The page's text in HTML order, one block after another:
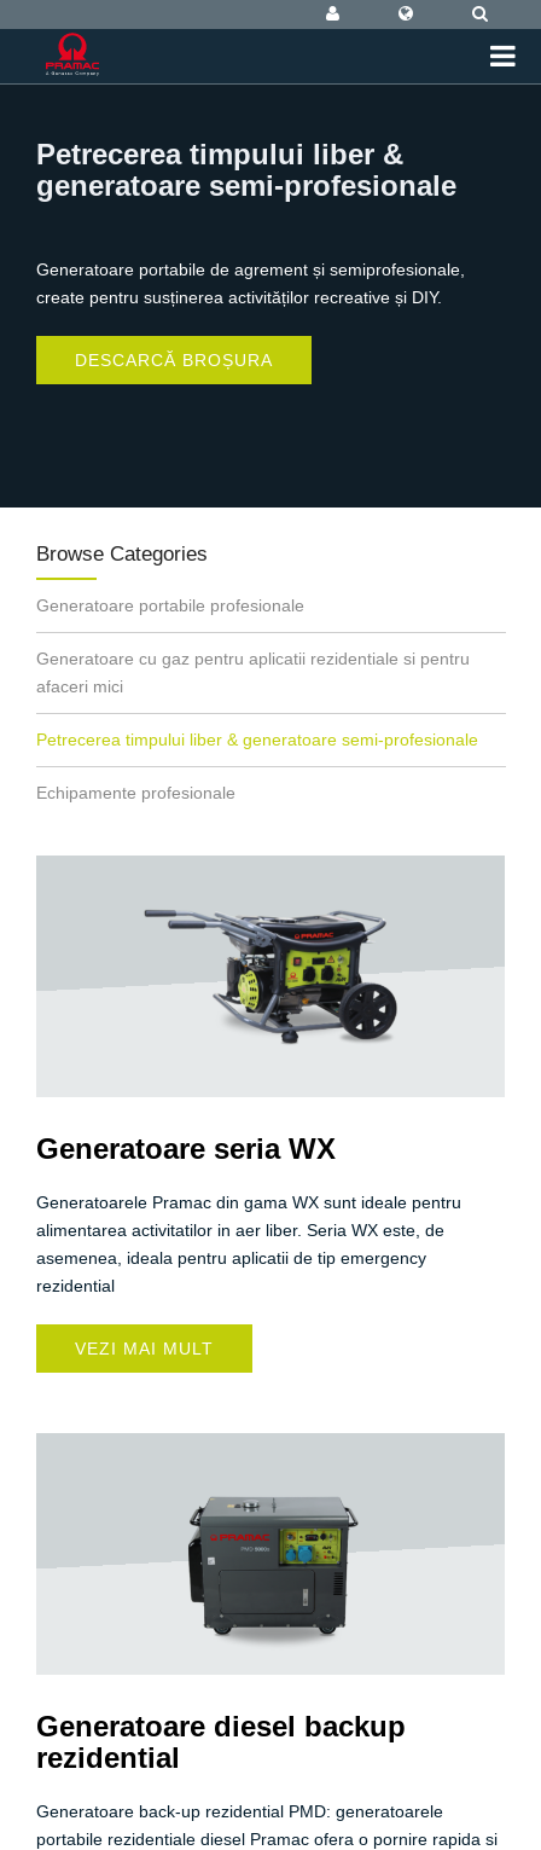
Petrecerea timpului liber &
generatoare semi-profesionale
Generatoare portabile de agrement și semiprofesionale,
create pentru susținerea activităților recreative și DIY.
DESCARCĂ BROȘURA
Browse Categories
Generatoare portabile profesionale
Generatoare cu gaz pentru aplicatii rezidentiale si pentru
afaceri mici
Petrecerea timpului liber & generatoare semi-profesionale
Echipamente profesionale
Generatoare seria WX
Generatoarele Pramac din gama WX sunt ideale pentru
alimentarea activitatilor in aer liber. Seria WX este, de
asemenea, ideala pentru aplicatii de tip emergency
rezidential
VEZI MAI MULT
Generatoare diesel backup
rezidential
Generatoare back-up rezidential PMD: generatoarele
portabile rezidentiale diesel Pramac ofera o pornire rapida si